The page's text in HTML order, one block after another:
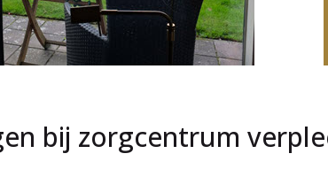
bij zorgcentrum